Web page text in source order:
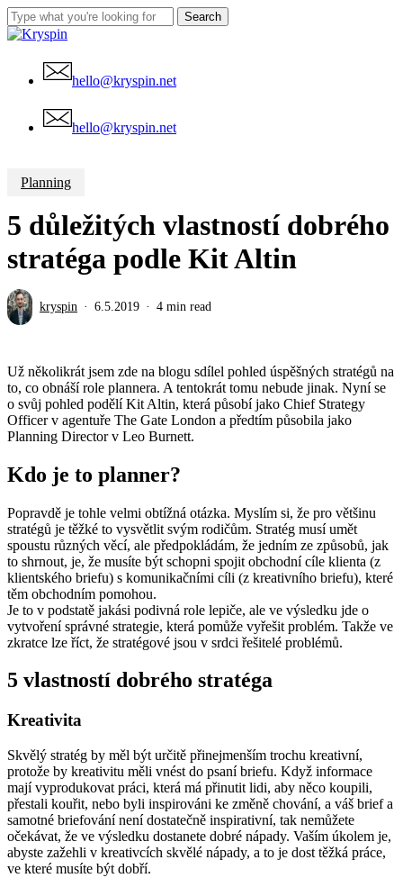
Skip
to
content
Search
Close
hello@kryspin.net
hello@kryspin.net
Planning
5 důležitých vlastností dobrého
stratéga podle Kit Altin
kryspin 6.5.2019 4 min read
Už několikrát jsem zde na blogu sdílel pohled úspěšných stratégů na
to, co obnáší role plannera. A tentokrát tomu nebude jinak. Nyní se
o svůj pohled podělí Kit Altin, která působí jako Chief Strategy
Officer v agentuře The Gate London a předtím působila jako
Planning Director v Leo Burnett.
Kdo je to planner?
Popravdě je tohle velmi obtížná otázka. Myslím si, že pro většinu
stratégů je těžké to vysvětlit svým rodičům. Stratég musí umět
spoustu různých věcí, ale předpokládám, že jedním ze způsobů, jak
to shrnout, je, že musíte být schopni spojit obchodní cíle klienta (z
klientského briefu) s komunikačními cíli (z kreativního briefu), které
těm obchodním pomohou.
Je to v podstatě jakási podivná role lepiče, ale ve výsledku jde o
vytvoření správné strategie, která pomůže vyřešit problém. Takže ve
zkratce lze říct, že stratégové jsou v srdci řešitelé problémů.
5 vlastností dobrého stratéga
Kreativita
Skvělý stratég by měl být určitě přinejmenším trochu kreativní,
protože by kreativitu měli vnést do psaní briefu. Když informace
mají vyprodukovat práci, která má přinutit lidi, aby něco koupili,
přestali kouřit, nebo byli inspirováni ke změně chování, a váš brief a
samotné briefování není dostatečně inspirativní, tak nemůžete
očekávat, že ve výsledku dostanete dobré nápady. Vaším úkolem je,
abyste zažehli v kreativcích skvělé nápady, a to je dost těžká práce,
ve které musíte být dobří.